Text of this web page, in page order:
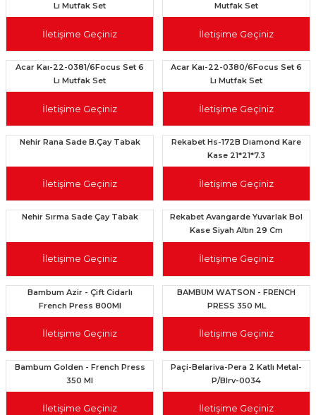
Lı Mutfak Set
İletişime Geçiniz
Mutfak Set
İletişime Geçiniz
Acar Kaı-22-0381/6Focus Set 6
Lı Mutfak Set
İletişime Geçiniz
Acar Kaı-22-0380/6Focus Set 6
Lı Mutfak Set
İletişime Geçiniz
Nehir Rana Sade B.Çay Tabak
İletişime Geçiniz
Rekabet Hs-172B Dıamond Kare
Kase 21*21*7.3
İletişime Geçiniz
Nehir Sırma Sade Çay Tabak
İletişime Geçiniz
Rekabet Avangarde Yuvarlak Bol
Kase Siyah Altın 29 Cm
İletişime Geçiniz
Bambum Azir - Çift Cidarlı
French Press 800Ml
İletişime Geçiniz
BAMBUM WATSON - FRENCH
PRESS 350 ML
İletişime Geçiniz
Bambum Golden - French Press
350 Ml
İletişime Geçiniz
Paçi-Belariva-Pera 2 Katlı Metal-
P/Blrv-0034
İletişime Geçiniz